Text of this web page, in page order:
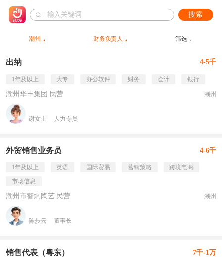
搜索
潮州 财务负责人 筛选
出纳 4-5千
1年及以上 大专 办公软件 财务 会计 银行
潮州华丰集团 民营 潮州
谢女士 人力专员
外贸销售业务员 4-6千
1年及以上 英语 国际贸易 营销策略
跨境电商
市场信息
潮州市智烔陶艺 民营 潮州
陈步云 董事长
销售代表（粤东） 7千-1万